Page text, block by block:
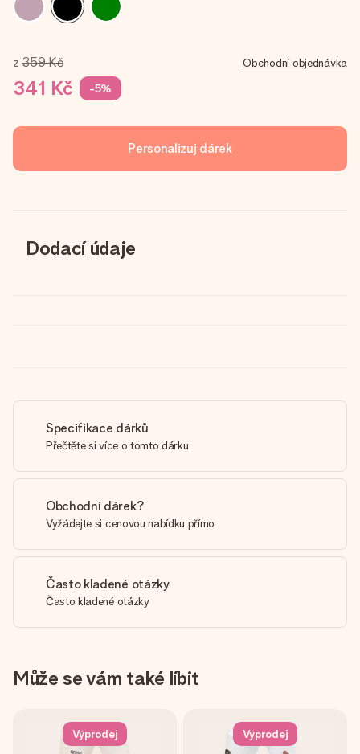
z 359 Kč
341 Kč -5%
Obchodní objednávka
Personalizuj dárek
Dodací údaje
Specifikace dárků
Přečtěte si více o tomto dárku
Obchodní dárek?
Vyžádejte si cenovou nabídku přímo
Často kladené otázky
Často kladené otázky
Může se vám také líbit
Výprodej Výprodej